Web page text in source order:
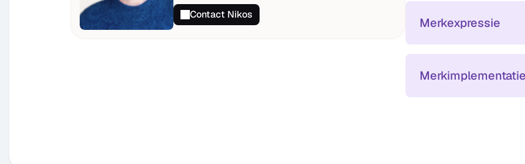
Contact Nikos
Merkexpressie